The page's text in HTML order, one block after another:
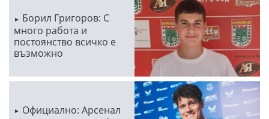
Борил Григоров: С
много работа и
постоянство всичко е
възможно
Официално: Арсенал